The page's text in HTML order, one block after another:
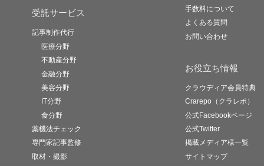
受託サービス
記事制作代行
医療分野
不動産分野
金融分野
美容分野
IT分野
食分野
薬機法チェック
専門家記事監修
取材・撮影
手数料について
よくある質問
お問い合わせ
お役立ち情報
クラウディア会員特典
Crarepo（クラレポ）
公式Facebookページ
公式Twitter
掲載メディア様一覧
サイトマップ